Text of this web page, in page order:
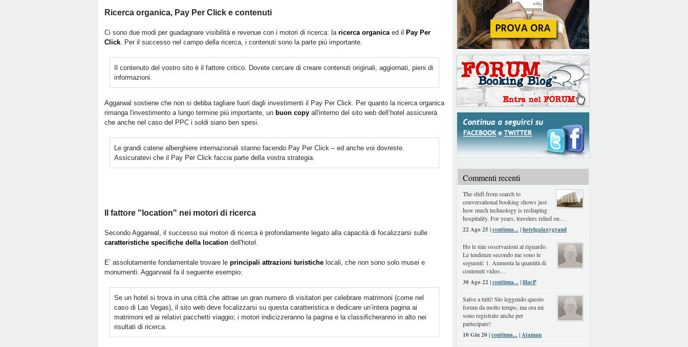
Ricerca organica, Pay Per Click e contenuti
Ci sono due modi per guadagnare visibilità e revenue con i motori di ricerca: la ricerca organicaed il
Pay Per
Click. Per il successo nel campo della ricerca, i contenuti sono la parte più importante.
Il contenuto del vostro sito è il fattore critico. Dovete cercare di creare contenuti originali, aggiornati, pieni di
informazioni.
Aggarwal sostiene che non si debba tagliare fuori dagli investimenti il Pay Per Click. Per quanto la ricerca organica
rimanga l'investimento a lungo termine più importante, un buon copy all'interno del sito web dell’hotel assicurerà
che anche nel caso del PPC i soldi siano ben spesi.
Le grandi catene alberghiere internazionali stanno facendo Pay Per Click – ed anche voi dovreste.
Assicuratevi che il Pay Per Click faccia parte della vostra strategia.
Il fattore "location" nei motori di ricerca
Secondo Aggarwal, il successo sui motori di ricerca è profondamente legato alla capacità di focalizzarsi sulle
caratteristiche specifiche della location dell'hotel.
E’ assolutamente fondamentale trovare le principali attrazioni turistiche locali, che non sono solo musei e
monumenti. Aggarvwal fa il seguente esempio:
Se un hotel si trova in una città che attrae un gran numero di visitatori per celebrare matrimoni (come nel
caso di Las Vegas), il sito web deve focalizzarsi su questa caratteristica e dedicare un’intera pagina ai
matrimoni ed ai relativi pacchetti viaggio; i motori indicizzeranno la pagina e la classificheranno in alto nei
risultati di ricerca.
Commenti recenti
The shift from search to
conversational booking shows just
how much technology is reshaping
hospitality. For years, travelers relied on…
22 Ago 25 |continua...|hotelgalaxygrand
Ho le mie osservazioni al riguardo.
Le tendenze secondo me sono le
seguenti: 1. Aumenta la quantità di
contenuti video…
30 Ago 22 |continua...|lilacP
Salve a tutti! Sto leggendo questo
forum da molto tempo, ma ora mi
sono registrato anche per
partecipare!
10 Giu 20 |continua...|Ataman